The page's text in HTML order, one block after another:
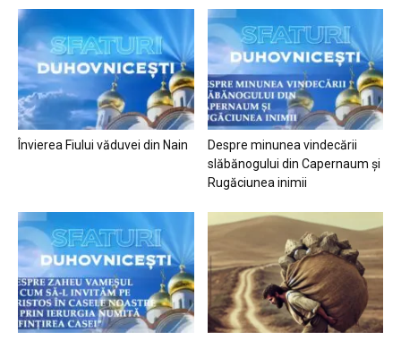
Învierea Fiului văduvei din Nain
Despre minunea vindecării
slăbănogului din Capernaum și
Rugăciunea inimii